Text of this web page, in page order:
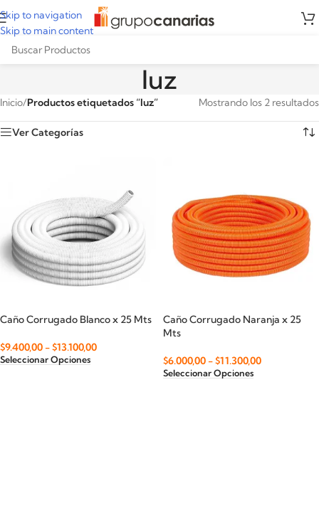
Skip to navigation
Skip to main content
luz
Inicio/Productos etiquetados “luz” Mostrando los 2 resultados
Ver Categorías
Caño Corrugado Blanco x 25 Mts
$9.400,00-$13.100,00
Seleccionar Opciones
Caño Corrugado Naranja x 25
Mts
$6.000,00-$11.300,00
Seleccionar Opciones